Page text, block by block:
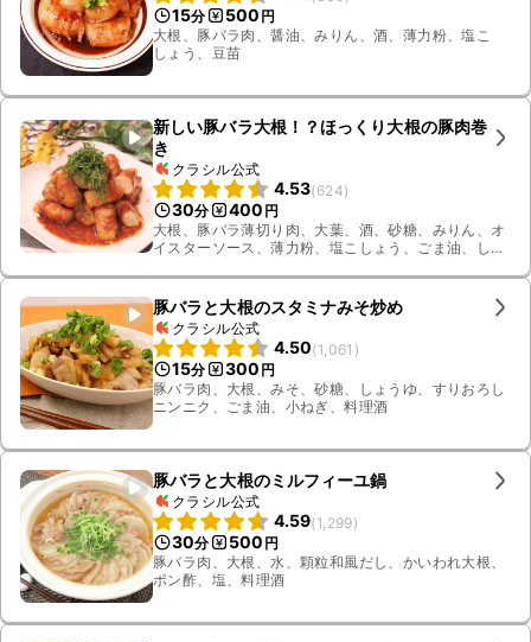
15分 500 円
大根、豚バラ肉、醤油、みりん、酒、薄力粉、塩こ
しょう、豆苗
新しい豚バラ大根！？ほっくり大根の豚肉巻
き
クラシル公式
4.53(624)
30分 400 円
大根、豚バラ薄切り肉、大葉、酒、砂糖、みりん、オ
イスターソース、薄力粉、塩こしょう、ごま油、しょ
豚バラと大根のスタミナみそ炒め
クラシル公式
4.50(1,061 )
15分 300 円
豚バラ肉、大根、みそ、砂糖、しょうゆ、すりおろし
ニンニク、ごま油、小ねぎ、料理酒
豚バラと大根のミルフィーユ鍋
クラシル公式
4.59(1,299)
30分 500 円
豚バラ肉、大根、水、顆粒和風だし、かいわれ大根、
ポン酢、塩、料理酒